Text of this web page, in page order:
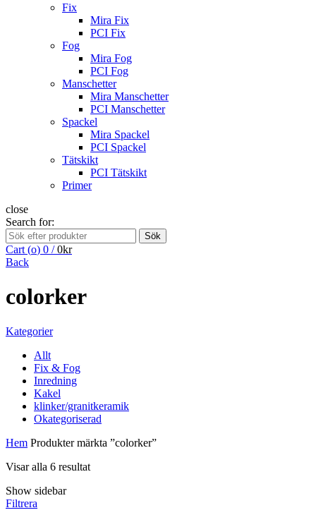
Fix
Mira Fix
PCI Fix
Fog
Mira Fog
PCI Fog
Manschetter
Mira Manschetter
PCI Manschetter
Spackel
Mira Spackel
PCI Spackel
Tätskikt
PCI Tätskikt
Primer
close
Search for:
Sök
Cart (o) 0 / 0kr
Back
colorker
Kategorier
Allt
Fix & Fog
Inredning
Kakel
klinker/granitkeramik
Okategoriserad
Hem Produkter märkta ”colorker”
Visar alla 6 resultat
Show sidebar
Filtrera